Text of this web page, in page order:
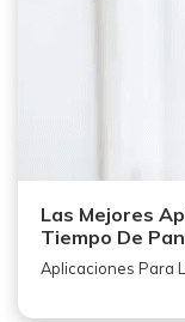
Las Mejores
Tiempo De
Aplicaciones Para